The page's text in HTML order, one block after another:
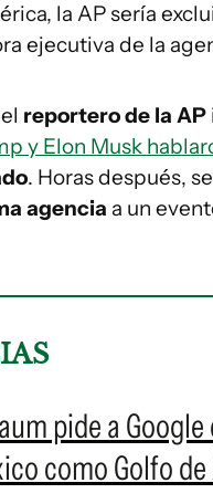
la AP sería
ejecutiva de la
reportero de la AP
y Elon Musk
. Horas después,
agencia a un
pide a
como Golfo